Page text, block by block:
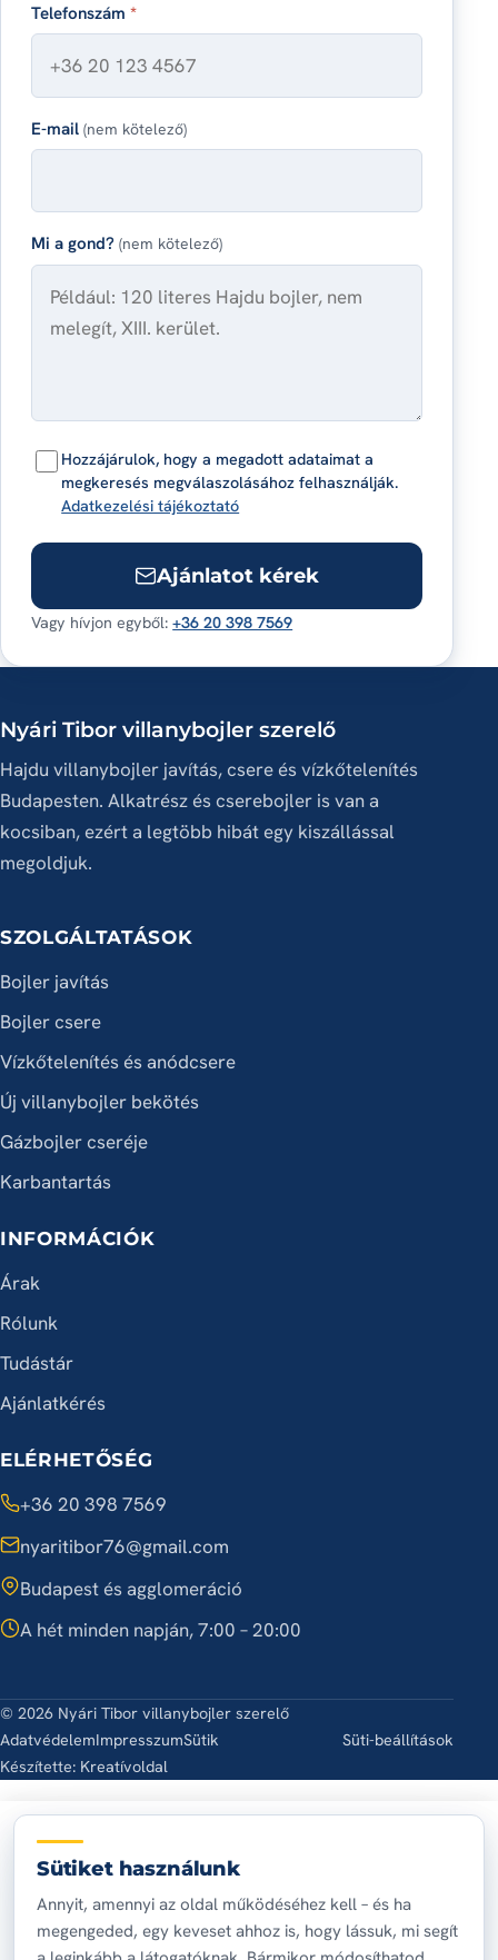
Telefonszám*
E-mail(nem kötelező)
Mi a gond?(nem kötelező)
Hozzájárulok, hogy a megadott adataimat a
megkeresés megválaszolásához felhasználják.
Adatkezelési tájékoztató
Ajánlatot kérek
Vagy hívjon egyből:+36 20 398 7569
Nyári Tibor villanybojler szerelő
Hajdu villanybojler javítás, csere és vízkőtelenítés
Budapesten. Alkatrész és cserebojler is van a
kocsiban, ezért a legtöbb hibát egy kiszállással
megoldjuk.
SZOLGÁLTATÁSOK
Bojler javítás
Bojler csere
Vízkőtelenítés és anódcsere
Új villanybojler bekötés
Gázbojler cseréje
Karbantartás
INFORMÁCIÓK
Árak
Rólunk
Tudástár
Ajánlatkérés
ELÉRHETŐSÉG
+36 20 398 7569
nyaritibor76@gmail.com
Budapest és agglomeráció
A hét minden napján, 7:00 – 20:00
© 2026 Nyári Tibor villanybojler szerelő
AdatvédelemImpresszumSütik
Süti-beállítások
Készítette: Kreatívoldal
Sütiket használunk
Annyit, amennyi az oldal működéséhez kell – és ha
megengeded, egy keveset ahhoz is, hogy lássuk, mi segít